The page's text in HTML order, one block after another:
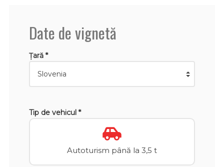
Date de vignetă
Țară *
Tip de vehicul *
Autoturism până la 3,5 t